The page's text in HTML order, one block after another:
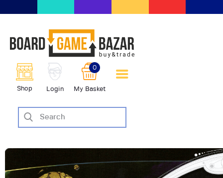
Shop Login My Basket
0
scambio giochi da tavolo
BoardGameBazar
SHOP
VENDI
CASE EDITRICI
AIUTO